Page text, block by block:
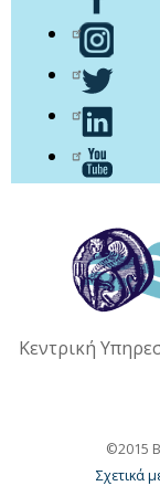
Κεντρική
©2015
Σχετικά